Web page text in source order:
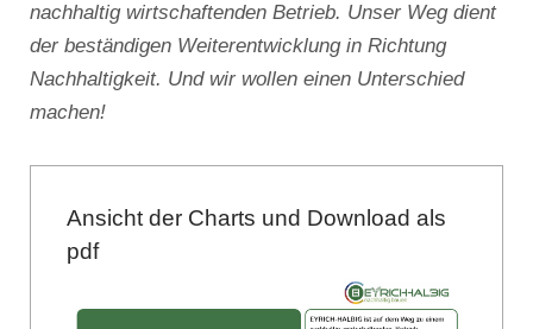
nachhaltig wirtschaftenden Betrieb. Unser Weg dient
der beständigen Weiterentwicklung in Richtung
Nachhaltigkeit. Und wir wollen einen Unterschied
machen!
Ansicht der Charts und Download als
pdf